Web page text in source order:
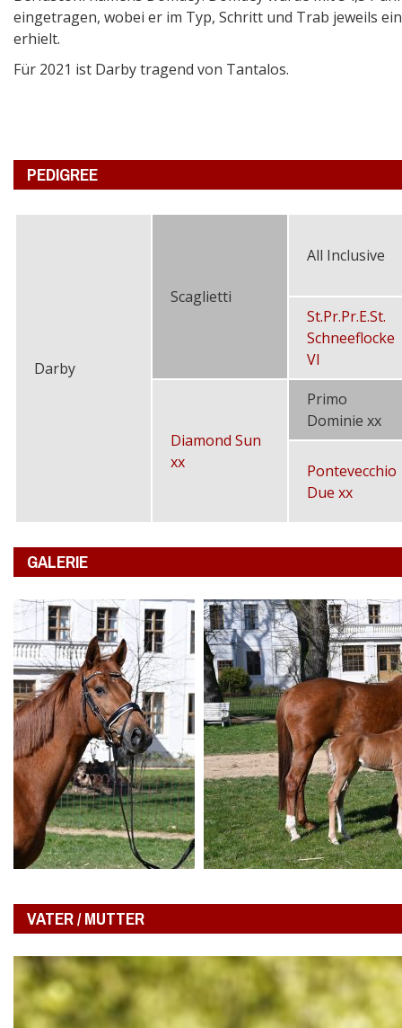
eingetragen, wobei er im Typ, Schritt und Trab jeweils
erhielt.
Für 2021 ist Darby tragend von Tantalos.
PEDIGREE
Darby
Scaglietti
All Inclusive
St.Pr.Pr.E.St.
Schneeflocke
VI
Diamond Sun
xx
Primo
Dominie xx
Pontevecchio
Due xx
GALERIE
VATER / MUTTER